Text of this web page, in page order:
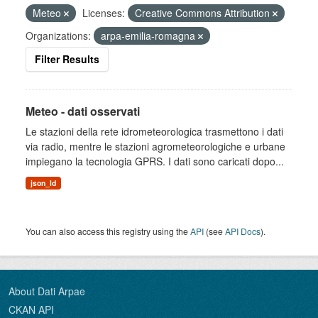
Meteo
Licenses:
Creative Commons Attribution
Organizations:
arpa-emilia-romagna
Filter Results
Meteo - dati osservati
Le stazioni della rete idrometeorologica trasmettono i dati
via radio, mentre le stazioni agrometeorologiche e urbane
impiegano la tecnologia GPRS. I dati sono caricati dopo...
json_ld
You can also access this registry using theAPI (seeAPI Docs).
About Dati Arpae
CKAN API